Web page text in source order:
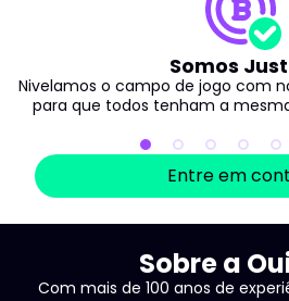
Somos
Nivelamos o campo de jogo com
para que todos tenham a
Entre em
Sobre a
Com mais de 100 anos de